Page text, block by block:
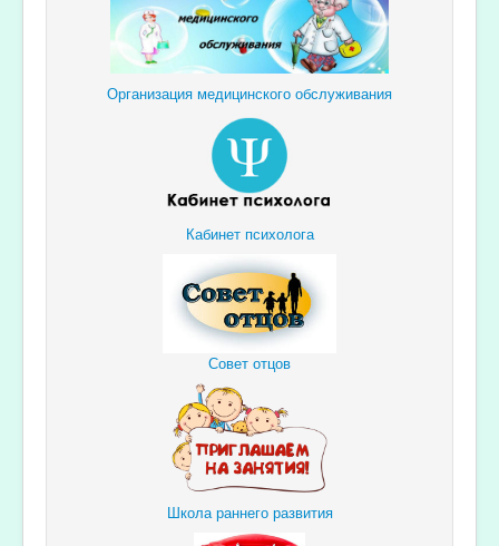
Организация медицинского обслуживания
Кабинет психолога
Совет отцов
Школа раннего развития